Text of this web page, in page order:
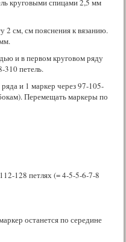
круговыми спицами 2,5 мм
2 см, см пояснения к вязанию.
и в первом круговом ряду
310 петель.
и 1 маркер через 97-105-
Перемещать маркеры по
128 петлях (= 4-5-5-6-7-8
останется по середине